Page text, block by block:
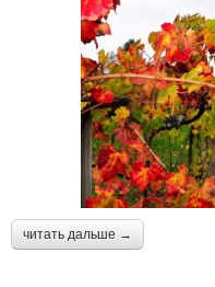
читать дальше →